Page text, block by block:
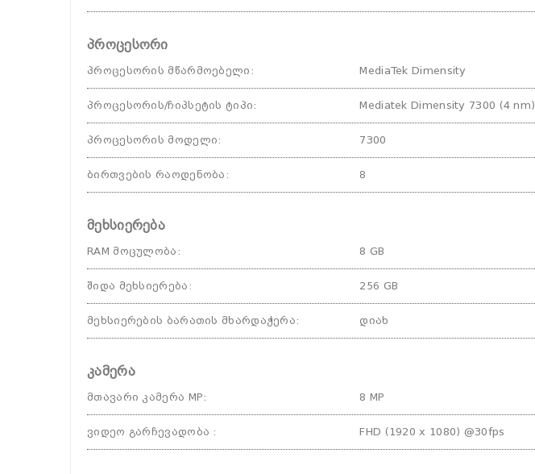
პროცესორი
პროცესორის მწარმოებელი : MediaTek Dimensity
პროცესორის/ჩიპსეტის ტიპი: Mediatek Dimensity 7300 (4 nm)
პროცესორის მოდელი: 7300
ბირთვების რაოდენობა : 8
მეხსიერება
RAM მოცულობა : 8 GB
შიდა მეხსიერება : 256 GB
მეხსიერების ბარათის მხარდაჭერა: დიახ
კამერა
მთავარი კამერა MP: 8 MP
ვიდეო გარჩევადობა : FHD (1920 x 1080) @30fps